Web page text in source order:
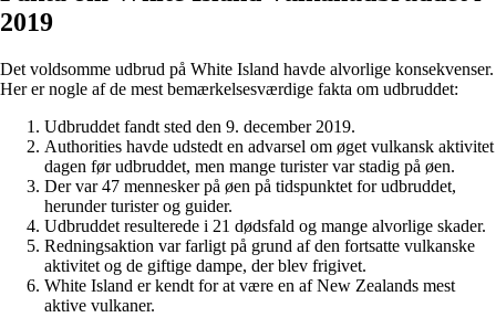
2019
Det voldsomme udbrud på White Island havde alvorlige konsekvenser.
Her er nogle af de mest bemærkelsesværdige fakta om udbruddet:
Udbruddet fandt sted den 9. december 2019.
Authorities havde udstedt en advarsel om øget vulkansk aktivitet
dagen før udbruddet, men mange turister var stadig på øen.
Der var 47 mennesker på øen på tidspunktet for udbruddet,
herunder turister og guider.
Udbruddet resulterede i 21 dødsfald og mange alvorlige skader.
Redningsaktion var farligt på grund af den fortsatte vulkanske
aktivitet og de giftige dampe, der blev frigivet.
White Island er kendt for at være en af New Zealands mest
aktive vulkaner.